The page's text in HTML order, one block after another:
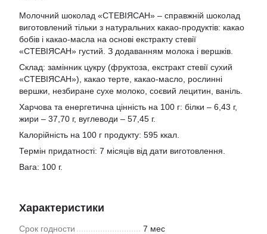
Молочний шоколад «СТЕВІЯСАН» – справжній шоколад
виготовлений тільки з натуральних какао-продуктів: какао
бобів і какао-масла на основі екстракту стевії
«СТЕВІЯСАН» густий. З додаванням молока і вершків.
Склад: замінник цукру (фруктоза, екстракт стевії сухий
«СТЕВІЯСАН»), какао терте, какао-масло, рослинні
вершки, незбиране сухе молоко, соєвий лецитин, ваніль.
Харчова та енергетична цінність на 100 г: білки – 6,43 г,
жири – 37,70 г, вуглеводи – 57,45 г.
Калорійність на 100 г продукту: 595 ккал.
Термін придатності: 7 місяців від дати виготовлення.
Вага: 100 г.
Характеристики
Срок годности 7 мес